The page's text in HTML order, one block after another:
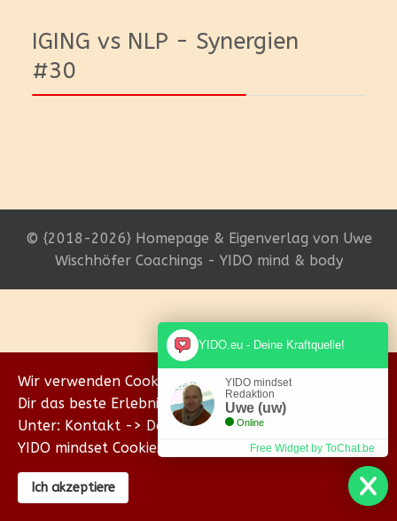
IGING vs NLP - Synergien
#30
© {2018-2026} Homepage & Eigenverlag von Uwe
Wischhöfer Coachings - YIDO mind & body
Wir verwenden Cookies, um sicherzustellen, dass wir
Dir das beste Erlebnis auf unserer Website bieten.
Unter: Kontakt -> Datenschutz erklären wir Dir, wie
YIDO mindset Cookies verwendet.
Ich akzeptiere
YIDO.eu - Deine Kraftquelle!
YIDO mindset
Redaktion
Uwe (uw)
Online
Free Widget by ToChat.be